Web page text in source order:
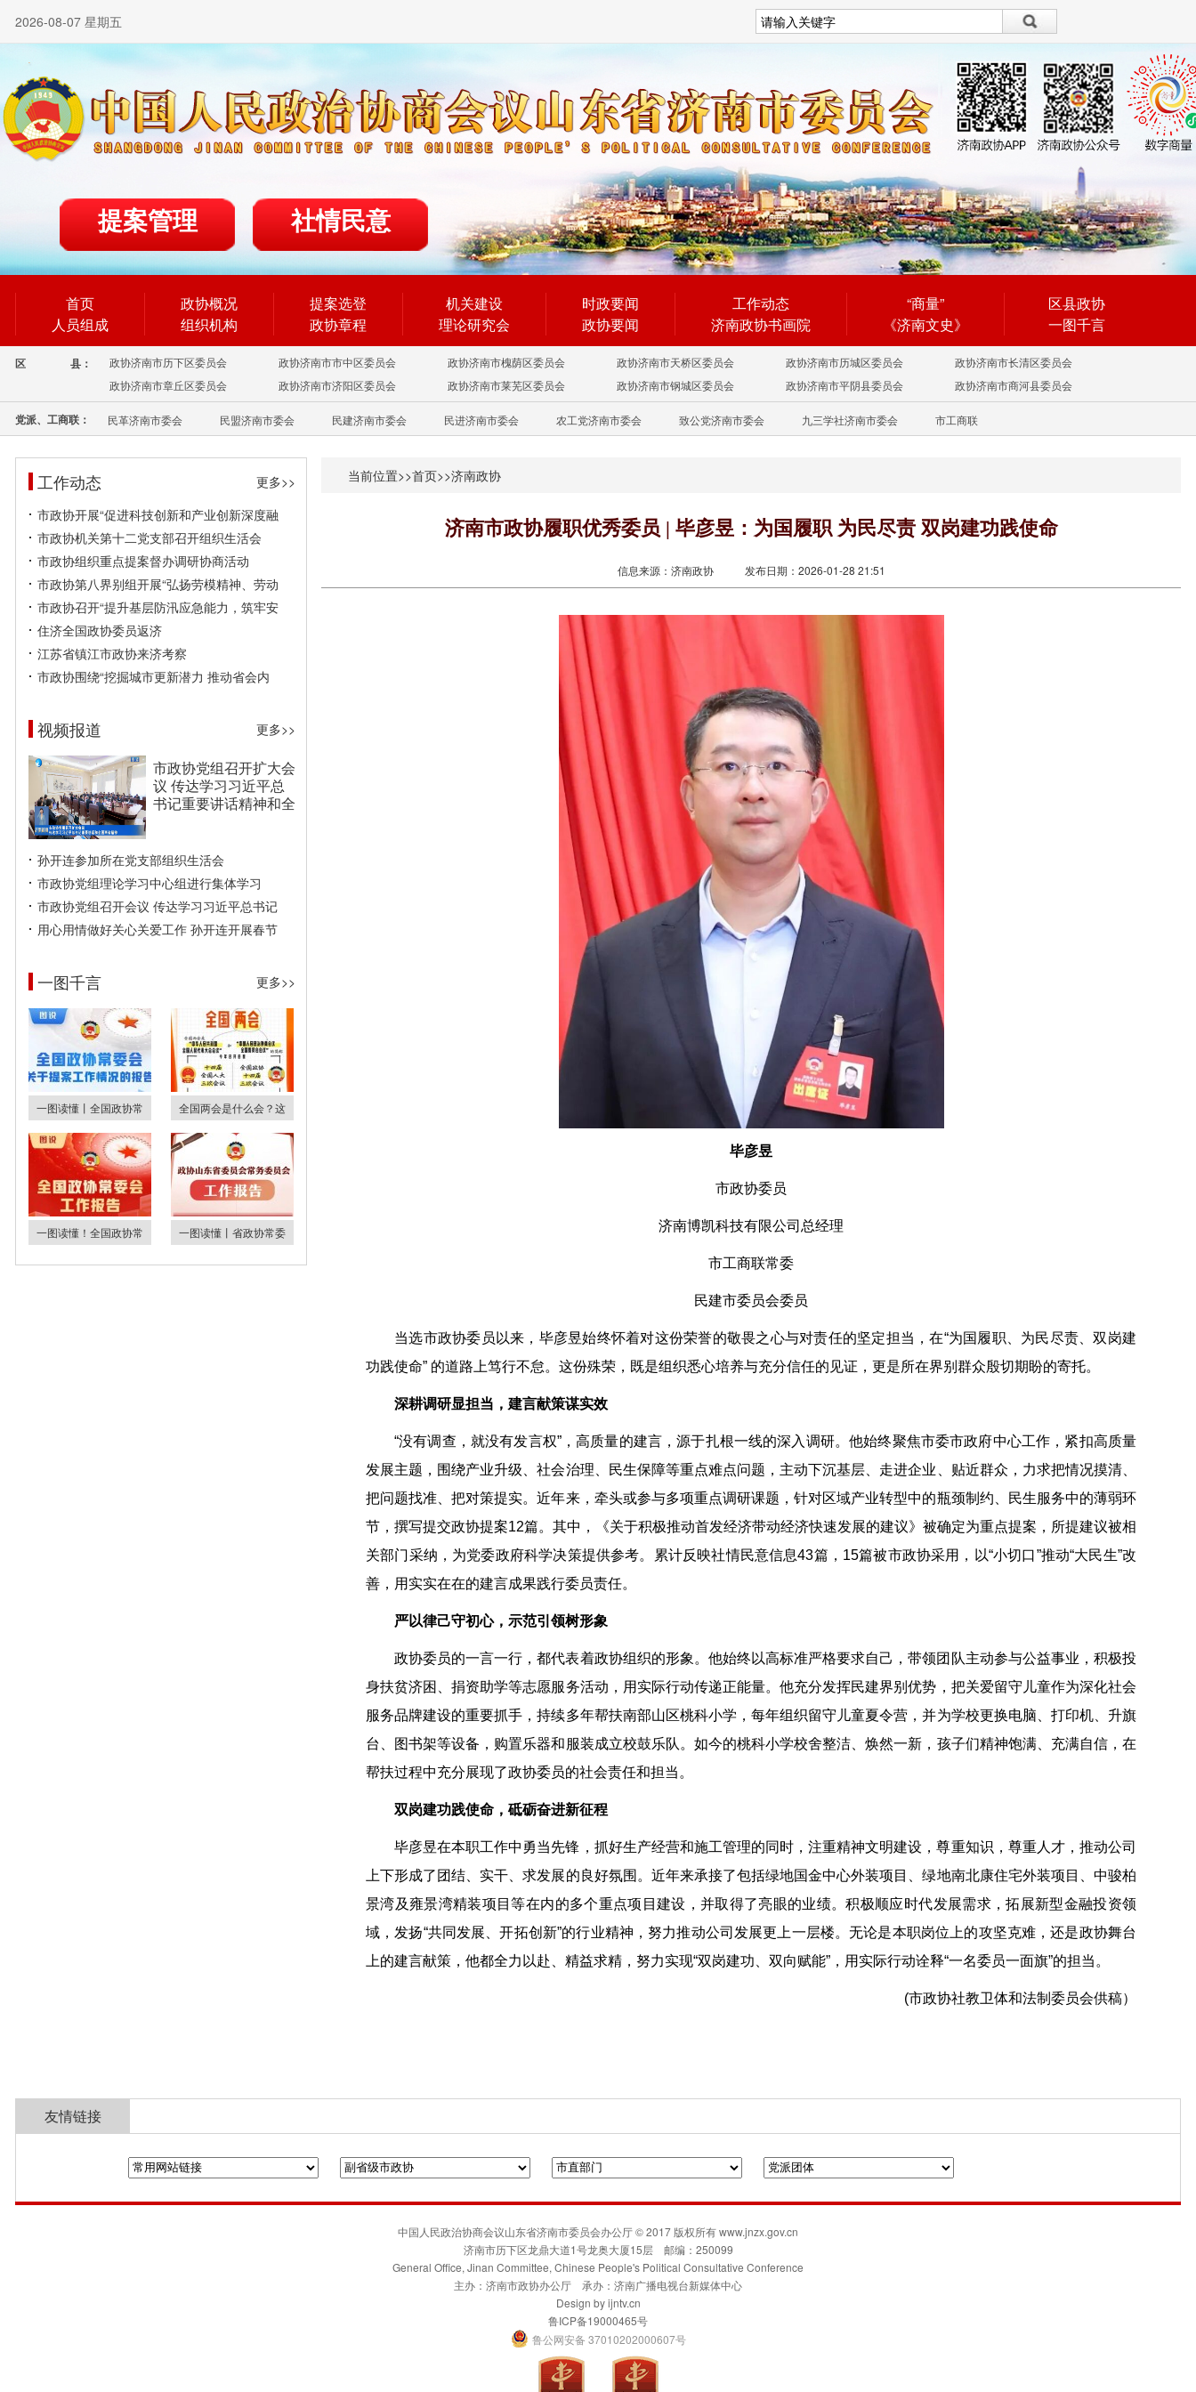
2026-08-07 星期五
繁體
提案管理 社情民意
首页
人员组成
政协概况
组织机构
提案选登
政协章程
机关建设
理论研究会
时政要闻
政协要闻
工作动态
济南政协书画院
“商量”
《济南文史》
区县政协
一图千言
区 县： 政协济南市历下区委员会 政协济南市市中区委员会 政协济南市槐荫区委员会 政协济南市天桥区委员会 政协济南市历城区委员会
政协济南市长清区委员会
政协济南市章丘区委员会
政协济南市济阳区委员会 政协济南市莱芜区委员会 政协济南市钢城区委员会 政协济南市平阴县委员会 政协济南市商河县委员会
党派、工商联： 民革济南市委会 民盟济南市委会 民建济南市委会 民进济南市委会 农工党济南市委会 致公党济南市委会 九三学社济南市委会 市工商联
工作动态
更多>>
市政协开展“促进科技创新和产业创新深度融
市政协机关第十二党支部召开组织生活会
市政协组织重点提案督办调研协商活动
市政协第八界别组开展“弘扬劳模精神、劳动
市政协召开“提升基层防汛应急能力，筑牢安
住济全国政协委员返济
江苏省镇江市政协来济考察
市政协围绕“挖掘城市更新潜力 推动省会内
视频报道 更多>>
市政协党组召开扩大会
议 传达学习习近平总
书记重要讲话精神和全
孙开连参加所在党支部组织生活会
市政协党组理论学习中心组进行集体学习
市政协党组召开会议 传达学习习近平总书记
用心用情做好关心关爱工作 孙开连开展春节
一图千言 更多>>
一图读懂丨全国政协常 全国两会是什么会？这
一图读懂！全国政协常 一图读懂丨省政协常委
当前位置>>首页>>济南政协
济南市政协履职优秀委员 | 毕彦昱：为国履职 为民尽责 双岗建功践使命
信息来源：济南政协 发布日期：2026-01-28 21:51
毕彦昱
市政协委员
济南博凯科技有限公司总经理
市工商联常委
民建市委员会委员
当选市政协委员以来，毕彦昱始终怀着对这份荣誉的敬畏之心与对责任的坚定担当，在“为国履职、为民尽责、双岗建
功践使命” 的道路上笃行不怠。这份殊荣，既是组织悉心培养与充分信任的见证，更是所在界别群众殷切期盼的寄托。
深耕调研显担当，建言献策谋实效
“没有调查，就没有发言权”，高质量的建言，源于扎根一线的深入调研。他始终聚焦市委市政府中心工作，紧扣高质量
发展主题，围绕产业升级、社会治理、民生保障等重点难点问题，主动下沉基层、走进企业、贴近群众，力求把情况摸清、
把问题找准、把对策提实。近年来，牵头或参与多项重点调研课题，针对区域产业转型中的瓶颈制约、民生服务中的薄弱环
节，撰写提交政协提案12篇。其中，《关于积极推动首发经济带动经济快速发展的建议》被确定为重点提案，所提建议被相
关部门采纳，为党委政府科学决策提供参考。累计反映社情民意信息43篇，15篇被市政协采用，以“小切口”推动“大民生”改
善，用实实在在的建言成果践行委员责任。
严以律己守初心，示范引领树形象
政协委员的一言一行，都代表着政协组织的形象。他始终以高标准严格要求自己，带领团队主动参与公益事业，积极投
身扶贫济困、捐资助学等志愿服务活动，用实际行动传递正能量。他充分发挥民建界别优势，把关爱留守儿童作为深化社会
服务品牌建设的重要抓手，持续多年帮扶南部山区桃科小学，每年组织留守儿童夏令营，并为学校更换电脑、打印机、升旗
台、图书架等设备，购置乐器和服装成立校鼓乐队。如今的桃科小学校舍整洁、焕然一新，孩子们精神饱满、充满自信，在
帮扶过程中充分展现了政协委员的社会责任和担当。
双岗建功践使命，砥砺奋进新征程
毕彦昱在本职工作中勇当先锋，抓好生产经营和施工管理的同时，注重精神文明建设，尊重知识，尊重人才，推动公司
上下形成了团结、实干、求发展的良好氛围。近年来承接了包括绿地国金中心外装项目、绿地南北康住宅外装项目、中骏柏
景湾及雍景湾精装项目等在内的多个重点项目建设，并取得了亮眼的业绩。积极顺应时代发展需求，拓展新型金融投资领
域，发扬“共同发展、开拓创新”的行业精神，努力推动公司发展更上一层楼。无论是本职岗位上的攻坚克难，还是政协舞台
上的建言献策，他都全力以赴、精益求精，努力实现“双岗建功、双向赋能”，用实际行动诠释“一名委员一面旗”的担当。
(市政协社教卫体和法制委员会供稿）
友情链接
中国人民政治协商会议山东省济南市委员会办公厅 © 2017 版权所有 www.jnzx.gov.cn
济南市历下区龙鼎大道1号龙奥大厦15层 邮编：250099
General Office, Jinan Committee, Chinese People's Political Consultative Conference
主办：济南市政协办公厅 承办：济南广播电视台新媒体中心
Design byijntv.cn
鲁ICP备19000465号
鲁公网安备 37010202000607号